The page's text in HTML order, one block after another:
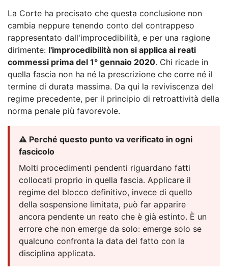
La Corte ha precisato che questa conclusione non
cambia neppure tenendo conto del contrappeso
rappresentato dall'improcedibilità, e per una ragione
dirimente: l'improcedibilità non si applica ai reati
commessi prima del 1° gennaio 2020. Chi ricade in
quella fascia non ha né la prescrizione che corre né il
termine di durata massima. Da qui la reviviscenza del
regime precedente, per il principio di retroattività della
norma penale più favorevole.
⚠️ Perché questo punto va verificato in ogni
fascicolo
Molti procedimenti pendenti riguardano fatti
collocati proprio in quella fascia. Applicare il
regime del blocco definitivo, invece di quello
della sospensione limitata, può far apparire
ancora pendente un reato che è già estinto. È un
errore che non emerge da solo: emerge solo se
qualcuno confronta la data del fatto con la
disciplina applicata.